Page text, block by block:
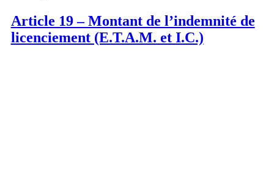
Article 19 – Montant de l’indemnité de
licenciement (E.T.A.M. et I.C.)